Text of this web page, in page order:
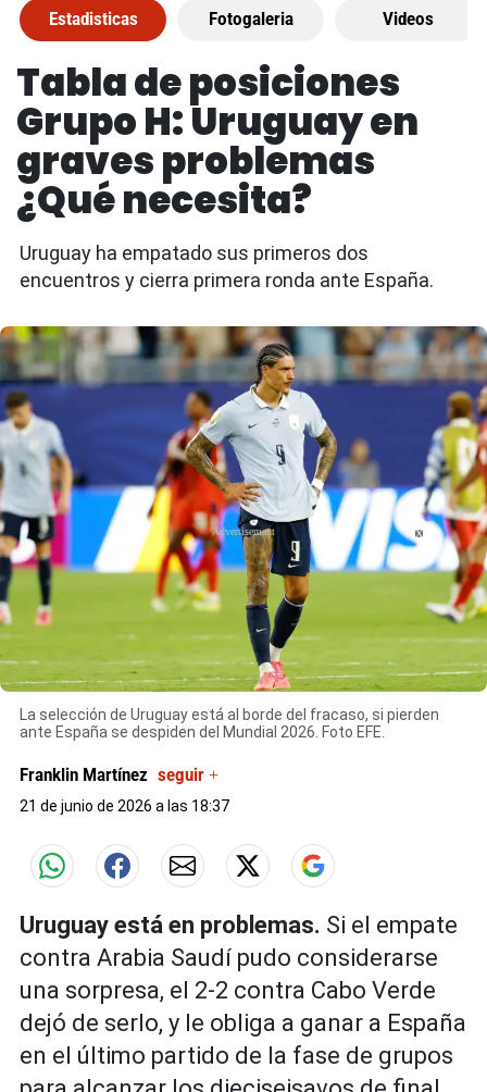
Estadisticas Fotogaleria Videos
Tabla de posiciones
Grupo H: Uruguay en
graves problemas
¿Qué necesita?
Uruguay ha empatado sus primeros dos
encuentros y cierra primera ronda ante España.
La selección de Uruguay está al borde del fracaso, si pierden
ante España se despiden del Mundial 2026. Foto EFE.
X
Franklin Martínez seguir +
21 de junio de 2026 a las 18:37
Uruguay está en problemas. Si el empate
contra Arabia Saudí pudo considerarse
una sorpresa, el 2-2 contra Cabo Verde
dejó de serlo, y le obliga a ganar a España
en el último partido de la fase de grupos